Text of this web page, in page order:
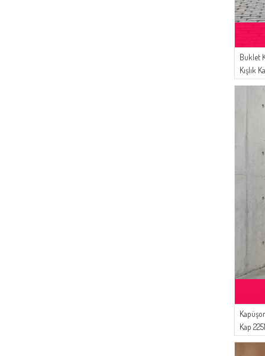
Buklet
Kışlık
Kap